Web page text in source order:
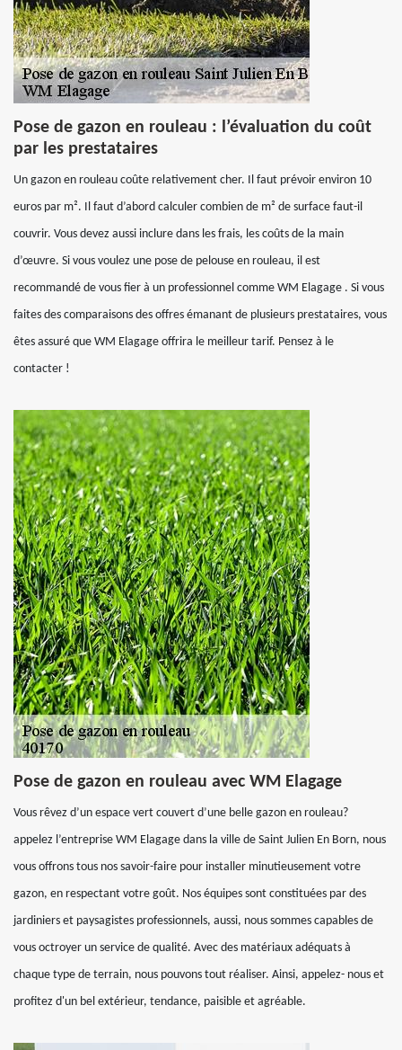
Pose de gazon en rouleau : l’évaluation du coût
par les prestataires
Un gazon en rouleau coûte relativement cher. Il faut prévoir environ 10
euros par m². Il faut d’abord calculer combien de m² de surface faut-il
couvrir. Vous devez aussi inclure dans les frais, les coûts de la main
d’œuvre. Si vous voulez une pose de pelouse en rouleau, il est
recommandé de vous fier à un professionnel comme WM Elagage . Si vous
faites des comparaisons des offres émanant de plusieurs prestataires, vous
êtes assuré que WM Elagage offrira le meilleur tarif. Pensez à le
contacter !
Pose de gazon en rouleau avec WM Elagage
Vous rêvez d’un espace vert couvert d’une belle gazon en rouleau?
appelez l’entreprise WM Elagage dans la ville de Saint Julien En Born, nous
vous offrons tous nos savoir-faire pour installer minutieusement votre
gazon, en respectant votre goût. Nos équipes sont constituées par des
jardiniers et paysagistes professionnels, aussi, nous sommes capables de
vous octroyer un service de qualité. Avec des matériaux adéquats à
chaque type de terrain, nous pouvons tout réaliser. Ainsi, appelez- nous et
profitez d'un bel extérieur, tendance, paisible et agréable.